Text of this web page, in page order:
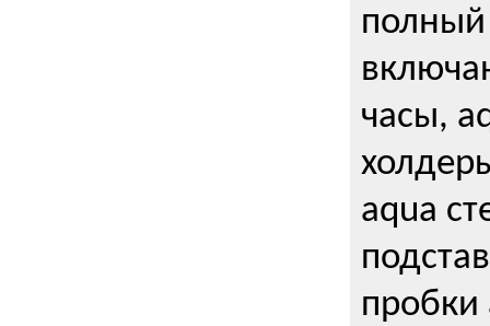
полный
часы,
aqua
пробки